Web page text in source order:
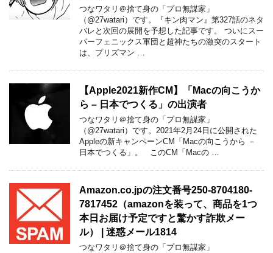
つなワタリ＠捨て身の「プロ無謀家」
（@27watari）です。『キン肉マン』第327話のネタ
バレと次回の展開を予想した記事です。 ついにスー
パーフェニックス軍団と超神たちの激突のスタート
は、プリズマン …
【Apple2021新作CM】「Macの向こうか
ら – 日本でつくる」の出演者
つなワタリ＠捨て身の「プロ無謀家」
（@27watari）です。2021年2月24日に公開された
Appleの新キャンペーンCM「Macの向こうから －
日本でつくる」。 このCM「Macの …
Amazon.co.jpの注文番号250-8704180-
7817452（amazonを装って、商品を1つ
本日お届け予定ですと驚かす詐欺メー
ル） | 迷惑メール1814
つなワタリ＠捨て身の「プロ無謀家」